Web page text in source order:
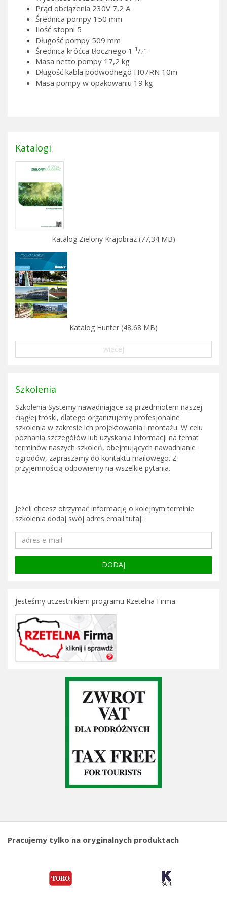
Prąd obciążenia 230V 7,2 A
Średnica pompy 150 mm
Ilość stopni 5
Długość pompy 509 mm
Średnica króćca tłocznego 1 1/4"
Masa netto pompy 17,2 kg
Długość kabla podwodnego H07RN 10m
Masa pompy w opakowaniu 19 kg
Katalogi
Katalog Zielony Krajobraz (77,34 MB)
Katalog Hunter (48,68 MB)
więcej
Szkolenia
Szkolenia Systemy nawadniające są przedmiotem naszej
ciągłej troski, dlatego organizujemy profesjonalne
szkolenia w zakresie ich projektowania i montażu. W celu
poznania szczegółów lub uzyskania informacji na temat
terminów naszych szkoleń, obejmujących nawadnianie
ogrodów, zapraszamy do kontaktu mailowego. Z
przyjemnością odpowiemy na wszelkie pytania.
Jeżeli chcesz otrzymać informację o kolejnym terminie
szkolenia dodaj swój adres email tutaj:
Jesteśmy uczestnikiem programu Rzetelna Firma
Pracujemy tylko na oryginalnych produktach